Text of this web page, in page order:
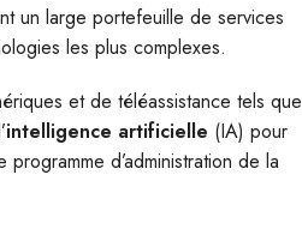
un large portefeuille de services
les plus complexes.
et de téléassistance tels que
intelligence artificielle (IA) pour
d’administration de la